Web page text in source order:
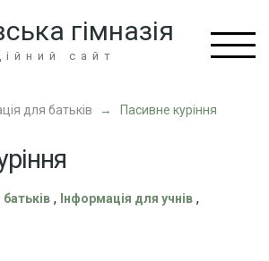
гімназія
сайт
для батьків → Пасивне куріння
, Інформація для учнів ,